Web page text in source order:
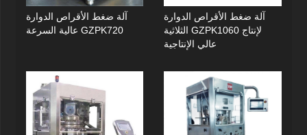
آلة ضغط الأقراص الدوارة
عالية السرعة GZPK720
آلة ضغط الأقراص الدوارة
الثلاثية GZPK1060 لإنتاج
عالي الإنتاجية